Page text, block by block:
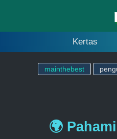
Kertas
mainthebest
🌍